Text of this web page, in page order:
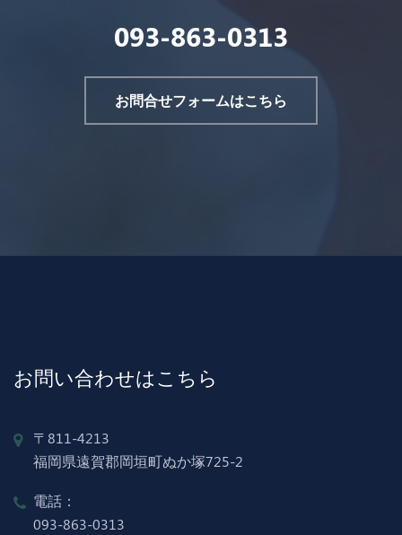
093-863-0313
お問合せフォームはこちら
お問い合わせはこちら
〒811-4213
福岡県遠賀郡岡垣町ぬか塚725-2
電話：
093-863-0313